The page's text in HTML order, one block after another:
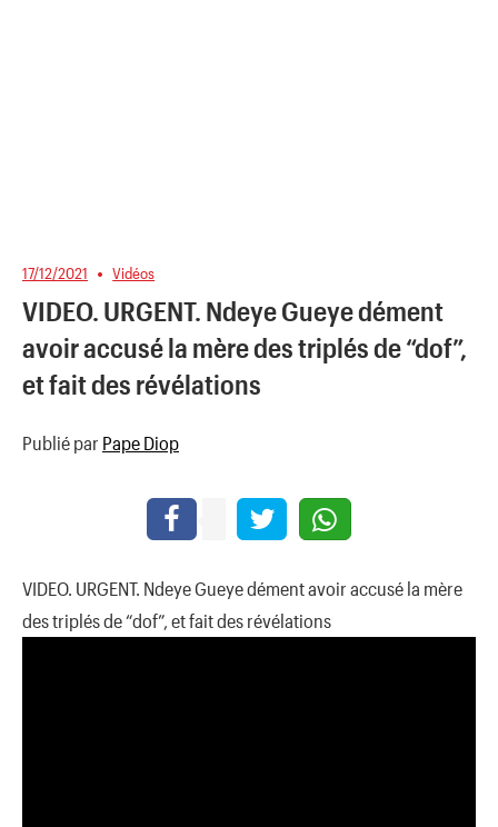
17/12/2021 Vidéos
VIDEO. URGENT. Ndeye Gueye dément
avoir accusé la mère des triplés de “dof”,
et fait des révélations
Publié par Pape Diop
VIDEO. URGENT. Ndeye Gueye dément avoir accusé la mère
des triplés de “dof”, et fait des révélations